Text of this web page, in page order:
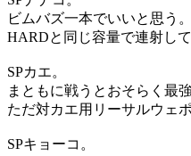
ビムバズ一本でいいと思う。
HARDと同じ容量で連射して
SPカエ。
まともに戦うとおそらく最強
ただ対カエ用リーサルウェ
SPキョーコ。